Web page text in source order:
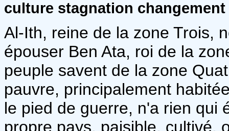
culture stagnation changement
Al-Ith, reine de la zone Trois,
épouser Ben Ata, roi de la
peuple savent de la zone
pauvre, principalement
le pied de guerre, n'a rien qui
propre pays, paisible, cultivé,